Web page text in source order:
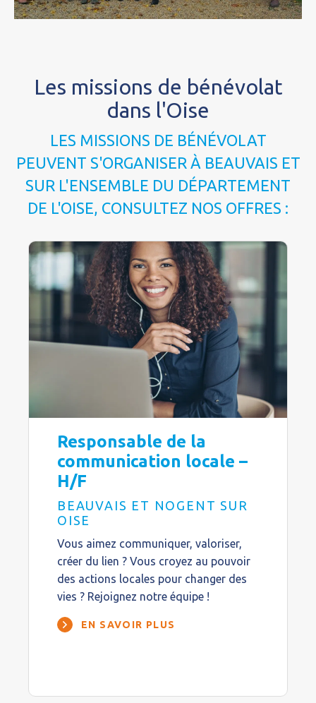
Les missions de bénévolat
dans l'Oise
LES MISSIONS DE BÉNÉVOLAT
PEUVENT S'ORGANISER À BEAUVAIS ET
SUR L'ENSEMBLE DU DÉPARTEMENT
DE L'OISE, CONSULTEZ NOS OFFRES :
Responsable de la
communication locale –
H/F
BEAUVAIS ET NOGENT SUR
OISE
Vous aimez communiquer, valoriser,
créer du lien ? Vous croyez au pouvoir
des actions locales pour changer des
vies ? Rejoignez notre équipe !
EN SAVOIR PLUS